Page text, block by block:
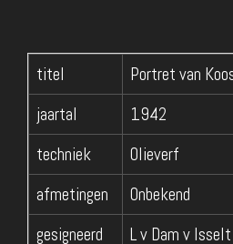
titel
Portret van
jaartal
1942
techniek
Olieverf
afmetingen
Onbekend
gesigneerd
L v Dam v Isselt